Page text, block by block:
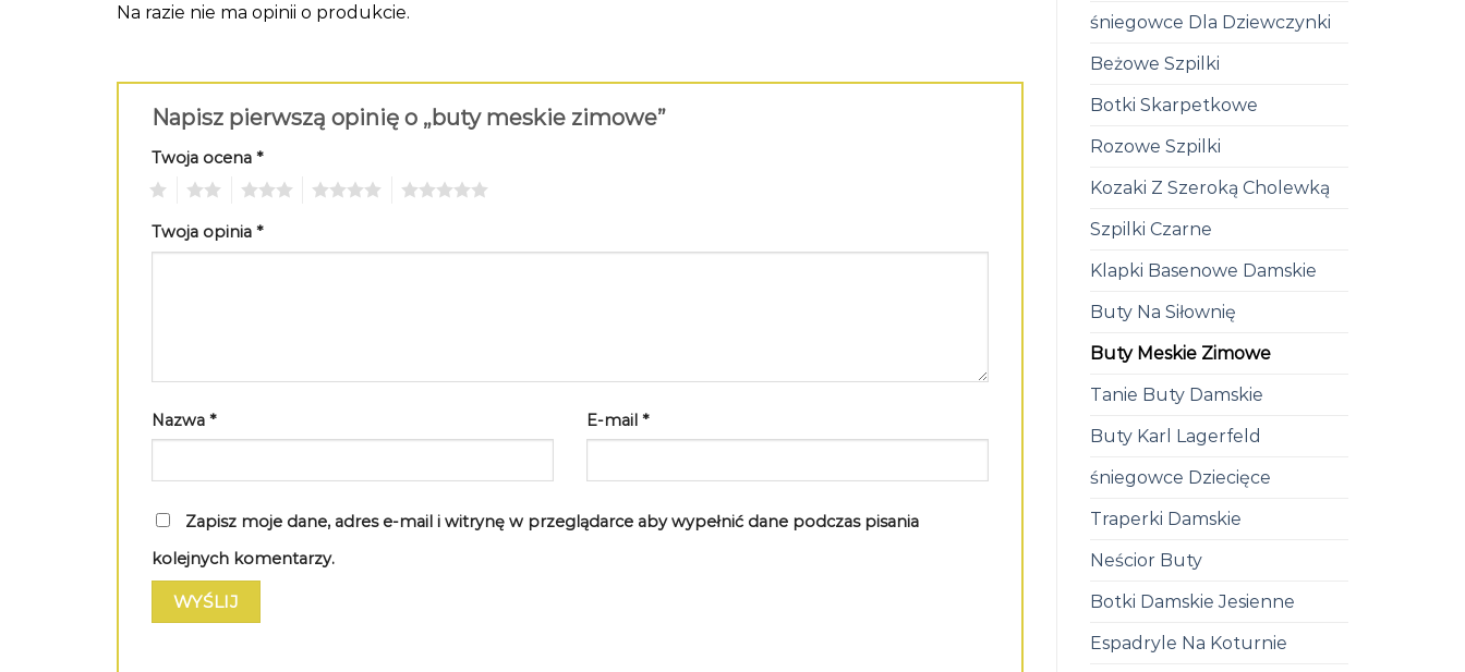
śniegowce Dla Dziewczynki
Beżowe Szpilki
Botki Skarpetkowe
Rozowe Szpilki
Kozaki Z Szeroką Cholewką
Szpilki Czarne
Klapki Basenowe Damskie
Buty Na Siłownię
Buty Meskie Zimowe
Tanie Buty Damskie
Buty Karl Lagerfeld
śniegowce Dziecięce
Traperki Damskie
Neścior Buty
Botki Damskie Jesienne
Espadryle Na Koturnie
Na razie nie ma opinii o produkcie.
Napisz pierwszą opinię o „buty meskie zimowe”
Twoja ocena *
Twoja opinia *
Nazwa * E-mail *
Zapisz moje dane, adres e-mail i witrynę w przeglądarce aby wypełnić dane podczas pisania
kolejnych komentarzy.